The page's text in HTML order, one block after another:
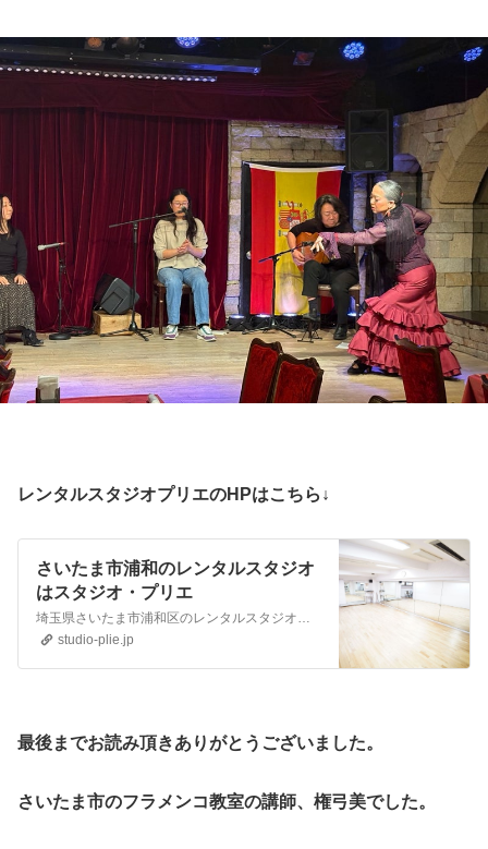
レンタルスタジオプリエのHPはこちら↓
さいたま市浦和のレンタルスタジオ
はスタジオ・プリエ
埼玉県さいたま市浦和区のレンタルスタジオ。浦和駅徒歩4分のスタジオ・プリエは、レンタルスタジオとフラメンコ教室を運営。 バレエ、フラダンス、ベリーダンス、ジャズダンス、社交ダンス、ヨガ、気功、ヒップホップダンスなどに、ご利用いただいています。
studio-plie.jp
最後までお読み頂きありがとうございました。
さいたま市のフラメンコ教室の講師、権弓美でした。